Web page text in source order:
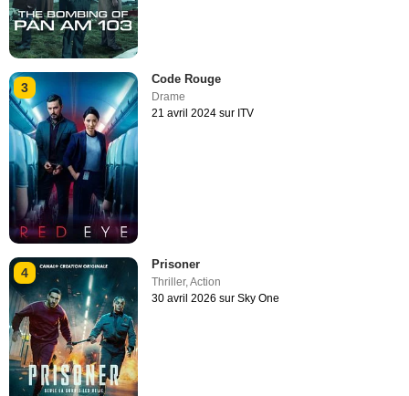
3
Code Rouge
Drame
21 avril 2024 sur ITV
4
Prisoner
Thriller,Action
30 avril 2026 sur Sky One